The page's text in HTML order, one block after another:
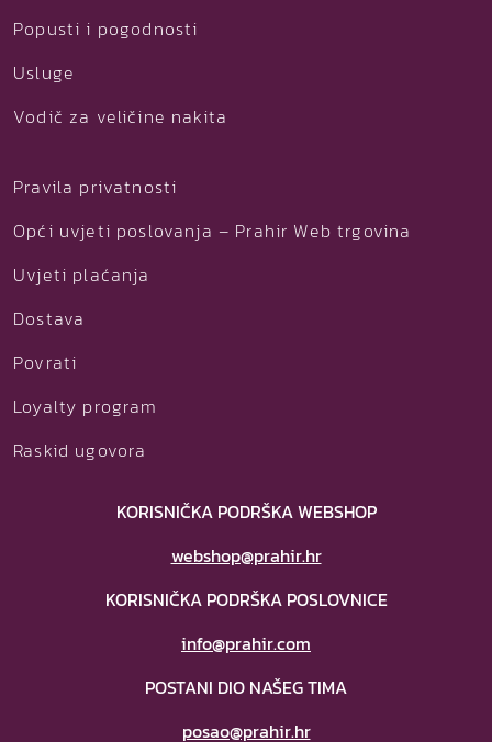
Popusti i pogodnosti
Usluge
Vodič za veličine nakita
Pravila privatnosti
Opći uvjeti poslovanja – Prahir Web trgovina
Uvjeti plaćanja
Dostava
Povrati
Loyalty program
Raskid ugovora
KORISNIČKA PODRŠKA WEBSHOP
webshop@prahir.hr
KORISNIČKA PODRŠKA POSLOVNICE
info@prahir.com
POSTANI DIO NAŠEG TIMA
posao@prahir.hr